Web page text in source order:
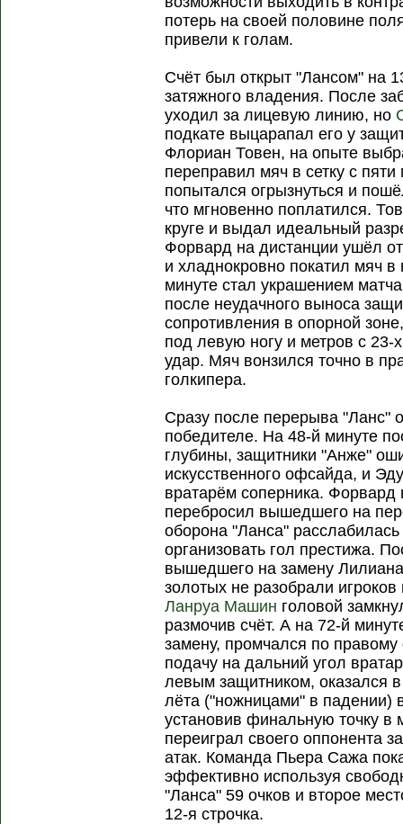
потерь на своей половине
привели к голам.
Счёт был открыт "Лансом" на
затяжного владения. После
уходил за лицевую линию, но
подкате выцарапал его у
Флориан Товен, на опыте
переправил мяч в сетку с
попытался огрызнуться и
что мгновенно поплатился.
круге и выдал идеальный
Форвард на дистанции ушёл
и хладнокровно покатил мяч
минуте стал украшением
после неудачного выноса
сопротивления в опорной
под левую ногу и метров с
удар. Мяч вонзился точно в
голкипера.
Сразу после перерыва "Ланс"
победителе. На 48-й минуте
глубины, защитники "Анже"
искусственного офсайда, и
вратарём соперника. Форвард
перебросил вышедшего на
оборона "Ланса"
организовать гол престижа.
вышедшего на замену
золотых не разобрали
Ланруа Машин головой
размочив счёт. А на 72-й
замену, промчался по
подачу на дальний угол
левым защитником, оказался
лёта ("ножницами" в падении)
установив финальную точку в
переиграл своего оппонента
атак. Команда Пьера Сажа
эффективно используя
"Ланса" 59 очков и второе
12-я строчка.